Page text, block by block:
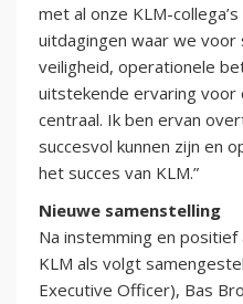
met al onze KLM-
uitdagingen waar we voor
veiligheid, operationele
uitstekende ervaring voor
centraal. Ik ben ervan
succesvol kunnen zijn en
het succes van KLM.”
Nieuwe samenstelling
Na instemming en
KLM als volgt
Executive Officer), Bas